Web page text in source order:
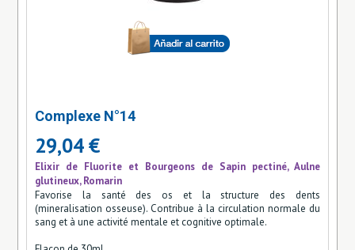
Complexe N°14
29,04 €
Elixir de Fluorite et Bourgeons de Sapin pectiné, Aulne
glutineux, Romarin
Favorise la santé des os et la structure des dents
(mineralisation osseuse). Contribue à la circulation normale du
sang et à une activité mentale et cognitive optimale.